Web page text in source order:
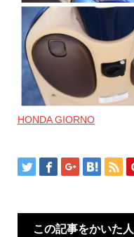
HONDA GIORNO
この記事をかいた人